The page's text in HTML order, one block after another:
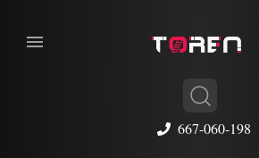
667-060-198
